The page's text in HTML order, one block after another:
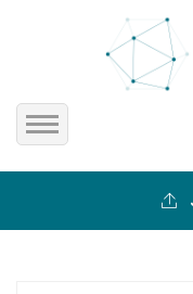
Firmen anzeigen